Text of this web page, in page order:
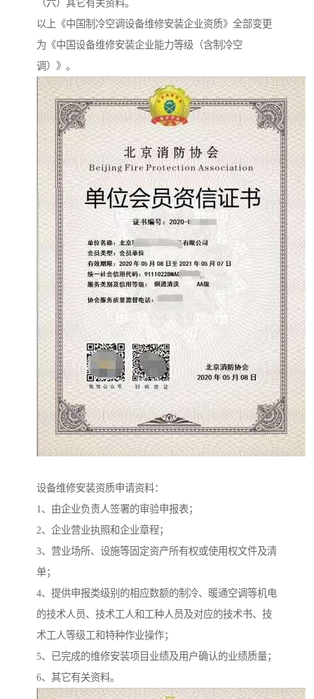
（六）其它有关资料。
以上《中国制冷空调设备维修安装企业资质》全部变更
为《中国设备维修安装企业能力等级（含制冷空
调）》。
设备维修安装资质申请资料：
1、由企业负责人签署的审验申报表；
2、企业营业执照和企业章程；
3、营业场所、设施等固定资产所有权或使用权文件及清
单；
4、提供申报类级别的相应数额的制冷、暖通空调等机电
的技术人员、技术工人和工种人员及对应的技术书、技
术工人等级工和特种作业操作；
5、已完成的维修安装项目业绩及用户确认的业绩质量；
6、其它有关资料。